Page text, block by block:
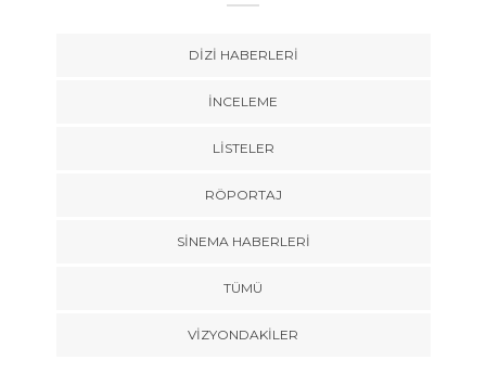
DIZI HABERLERI
İNCELEME
LISTELER
RÖPORTAJ
SINEMA HABERLERI
TÜMÜ
VIZYONDAKILER